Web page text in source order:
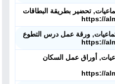
تحضير بطريقة البطاقات
https://
ورقة عمل درس التطوع
https://
أوراق عمل السكان
https://